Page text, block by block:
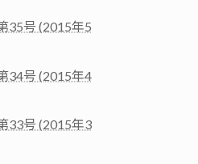
35号 (2015年5
34号 (2015年4
33号 (2015年3